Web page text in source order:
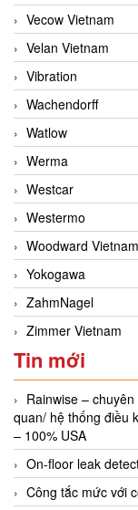
Vecow Vietnam
Velan Vietnam
Vibration
Wachendorff
Watlow
Werma
Westcar
Westermo
Woodward Vietnam
Yokogawa
ZahmNagel
Zimmer Vietnam
Tin mới
Rainwise –
quan/ hệ thống điều
– 100% USA
On-floor leak
Công tắc mức với